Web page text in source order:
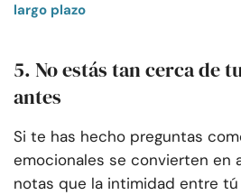
largo plazo
5. No estás tan cerca de
antes
Si te has hecho preguntas
emocionales se convierten en
notas que la intimidad entre